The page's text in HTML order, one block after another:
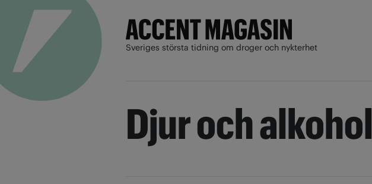
Sveriges största tidning om droger och nykterhet
Djur och alkohol